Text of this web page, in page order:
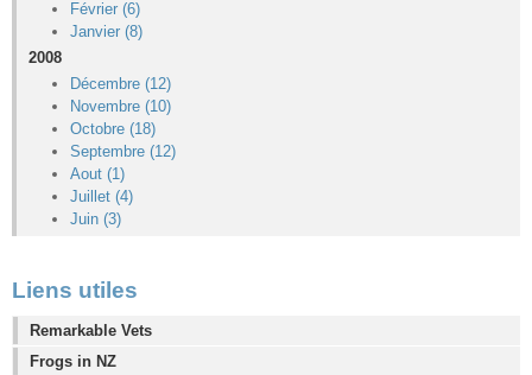
Février (6)
Janvier (8)
2008
Décembre (12)
Novembre (10)
Octobre (18)
Septembre (12)
Aout (1)
Juillet (4)
Juin (3)
Liens utiles
Remarkable Vets
Frogs in NZ